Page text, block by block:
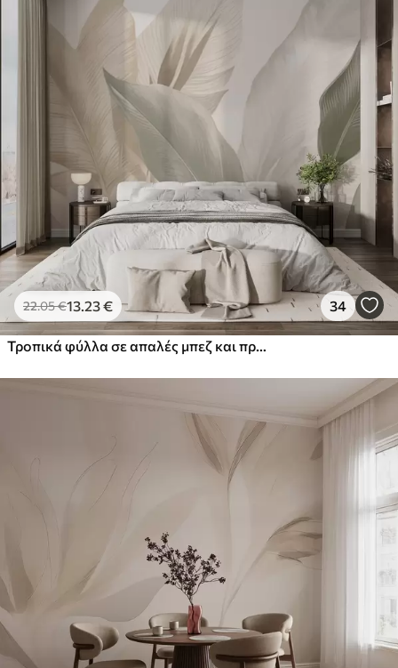
Διαθέσιμα υλικά
Πρίμιουμ
34.00€/m²
Premium βινύλιο
65.00 39 .00 €/m²
Peel and Stick
81.6749.00€/m²
22.05€13 .23€ 34